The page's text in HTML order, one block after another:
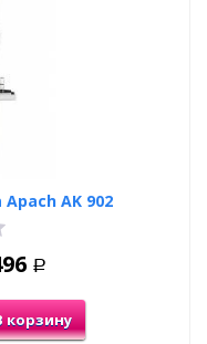
AK 902
Р
корзину